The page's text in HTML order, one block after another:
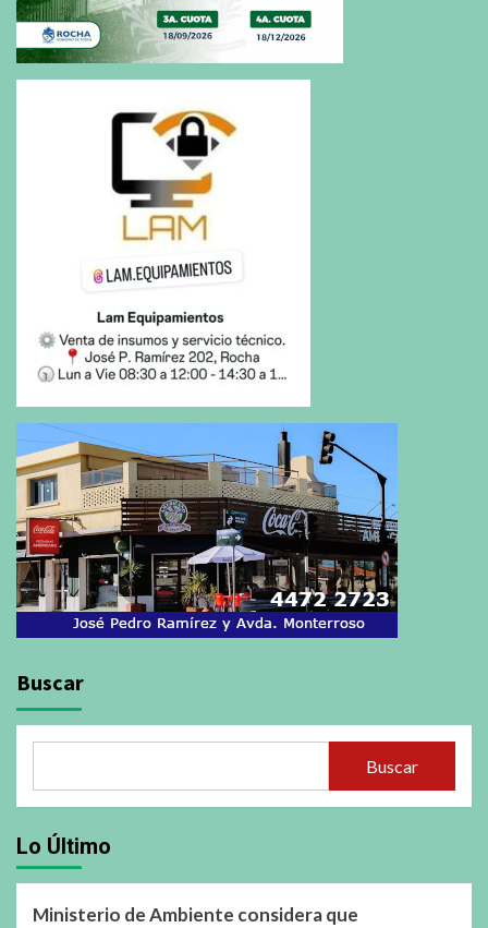
Buscar
Buscar
Lo Último
Ministerio de Ambiente considera que